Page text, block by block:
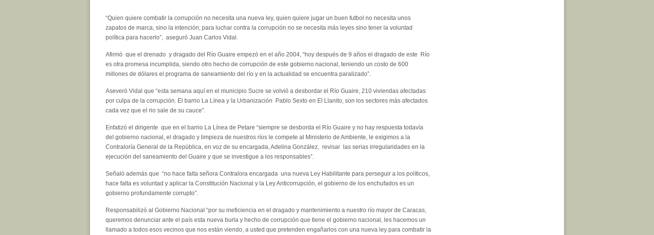
“Quien quiere combatir la corrupción no necesita una nueva ley, quien quiere jugar un buen futbol no necesita unos
zapatos de marca, sino la intención, para luchar contra la corrupción no se necesita más leyes sino tener la voluntad
política para hacerlo”, aseguró Juan Carlos Vidal.
Afirmó que el drenado y dragado del Río Guaire empezó en el año 2004, “hoy después de 9 años el dragado de este Río
es otra promesa incumplida, siendo otro hecho de corrupción de este gobierno nacional, teniendo un costo de 600
millones de dólares el programa de saneamiento del río y en la actualidad se encuentra paralizado”.
Aseveró Vidal que “esta semana aquí en el municipio Sucre se volvió a desbordar el Río Guaire, 210 viviendas afectadas
por culpa de la corrupción. El barrio La Línea y la Urbanización Pablo Sexto en El Llanito, son los sectores más afectados
cada vez que el rio sale de su cauce”.
Enfatizó el dirigente que en el barrio La Línea de Petare “siempre se desborda el Río Guaire y no hay respuesta todavía
del gobierno nacional, el dragado y limpieza de nuestros ríos le compete al Ministerio de Ambiente, le exigimos a la
Contraloría General de la República, en voz de su encargada, Adelina González, revisar las serias irregularidades en la
ejecución del saneamiento del Guaire y que se investigue a los responsables”.
Señaló además que “no hace falta señora Contralora encargada una nueva Ley Habilitante para perseguir a los políticos,
hace falta es voluntad y aplicar la Constitución Nacional y la Ley Anticorrupción, el gobierno de los enchufados es un
gobierno profundamente corrupto”.
Responsabilizó al Gobierno Nacional “por su ineficiencia en el dragado y mantenimiento a nuestro río mayor de Caracas,
queremos denunciar ante el país esta nueva burla y hecho de corrupción que tiene el gobierno nacional, les hacemos un
llamado a todos esos vecinos que nos están viendo, a usted que pretenden engañarlos con una nueva ley para combatir la